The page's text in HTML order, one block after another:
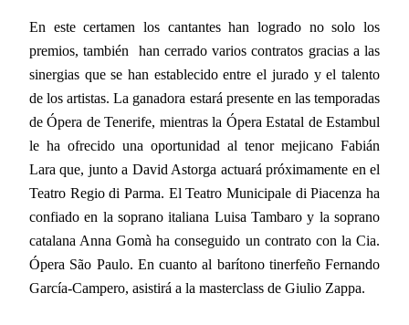
En este certamen los cantantes han logrado no solo los
premios, también han cerrado varios contratos gracias a las
sinergias que se han establecido entre el jurado y el talento
de los artistas. La ganadora estará presente en las temporadas
de Ópera de Tenerife, mientras la Ópera Estatal de Estambul
le ha ofrecido una oportunidad al tenor mejicano Fabián
Lara que, junto a David Astorga actuará próximamente en el
Teatro Regio di Parma. El Teatro Municipale di Piacenza ha
confiado en la soprano italiana Luisa Tambaro y la soprano
catalana Anna Gomà ha conseguido un contrato con la Cia.
Ópera São Paulo. En cuanto al barítono tinerfeño Fernando
García-Campero, asistirá a la masterclass de Giulio Zappa.